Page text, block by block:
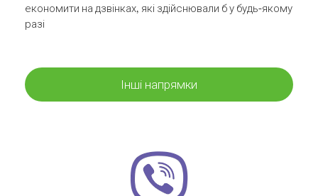
економити на дзвінках, які здійснювали б у будь-якому
разі
Інші напрямки